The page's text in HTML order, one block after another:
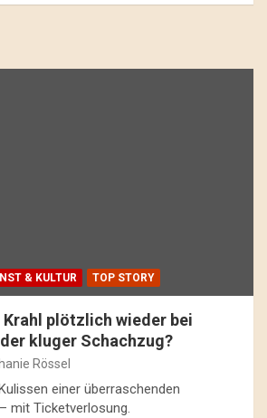
& KULTUR TOP STORY
Krahl plötzlich wieder bei
kluger Schachzug?
Rössel
einer überraschenden
mit Ticketverlosung.